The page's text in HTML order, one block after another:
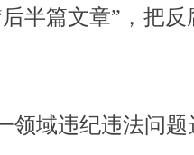
半篇文章”，把
域违纪违法问